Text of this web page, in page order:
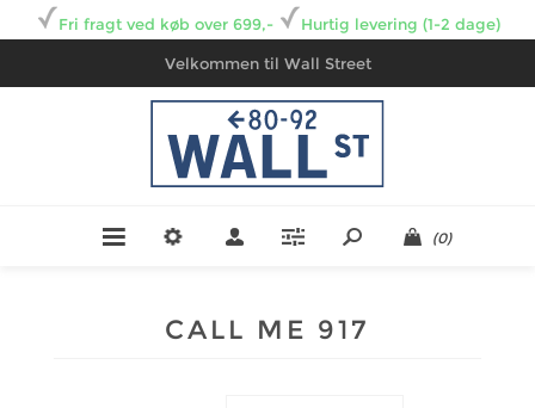
Fri fragt ved køb over 699,- Hurtig levering (1-2 dage)
Velkommen til Wall Street
(0)
CALL ME 917